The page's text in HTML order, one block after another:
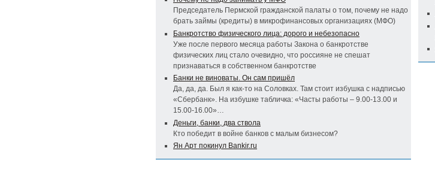
Председатель Пермской гражданской палаты о том, почему не надо
брать займы (кредиты) в микрофинансовых организациях (МФО)
Банкротство физического лица: дорого и небезопасно
Уже после первого месяца работы Закона о банкротстве
физических лиц стало очевидно, что россияне не спешат
признаваться в собственном банкротстве
Банки не виноваты. Он сам пришёл
Да, да, да. Был я как-то на Соловках. Там стоит избушка с надписью
«Сбербанк». На избушке табличка: «Часты работы – 9.00-13.00 и
15.00-16.00»…
Деньги, банки, два ствола
Кто победит в войне банков с малым бизнесом?
Ян Арт покинул Bankir.ru